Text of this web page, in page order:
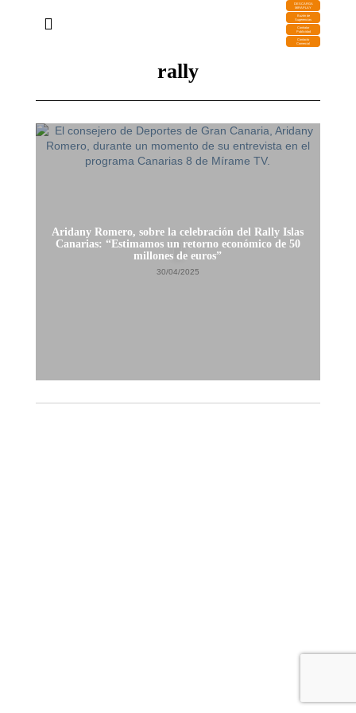
DESCARGA
MIRAPLAY
Buzón de
Sugerencias
Contratar
Publicidad
Contacto
Comercial
rally
Aridany Romero, sobre la celebración del Rally Islas
Canarias: “Estimamos un retorno económico de 50
millones de euros”
30/04/2025